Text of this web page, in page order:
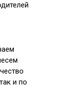
и по